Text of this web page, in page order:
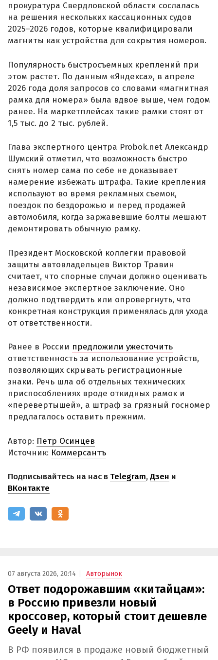
прокуратура Свердловской области сослалась
на решения нескольких кассационных судов
2025–2026 годов, которые квалифицировали
магниты как устройства для сокрытия номеров.
Популярность быстросъемных креплений при
этом растет. По данным «Яндекса», в апреле
2026 года доля запросов со словами «магнитная
рамка для номера» была вдвое выше, чем годом
ранее. На маркетплейсах такие рамки стоят от
1,5 тыс. до 2 тыс. рублей.
Глава экспертного центра Probok.net Александр
Шумский отметил, что возможность быстро
снять номер сама по себе не доказывает
намерение избежать штрафа. Такие крепления
используют во время рекламных съемок,
поездок по бездорожью и перед продажей
автомобиля, когда заржавевшие болты мешают
демонтировать обычную рамку.
Президент Московской коллегии правовой
защиты автовладельцев Виктор Травин
считает, что спорные случаи должно оценивать
независимое экспертное заключение. Оно
должно подтвердить или опровергнуть, что
конкретная конструкция применялась для ухода
от ответственности.
Ранее в России предложили ужесточить
ответственность за использование устройств,
позволяющих скрывать регистрационные
знаки. Речь шла об отдельных технических
приспособлениях вроде откидных рамок и
«перевертышей», а штраф за грязный госномер
предлагалось оставить прежним.
Автор: Петр Осинцев
Источник: Коммерсантъ
Подписывайтесь на нас в Telegram,Дзен и
ВКонтакте
07 августа 2026, 20:14 Авторынок
Ответ подорожавшим «китайцам»:
в Россию привезли новый
кроссовер, который стоит дешевле
Geely и Haval
В РФ появился в продаже новый бюджетный